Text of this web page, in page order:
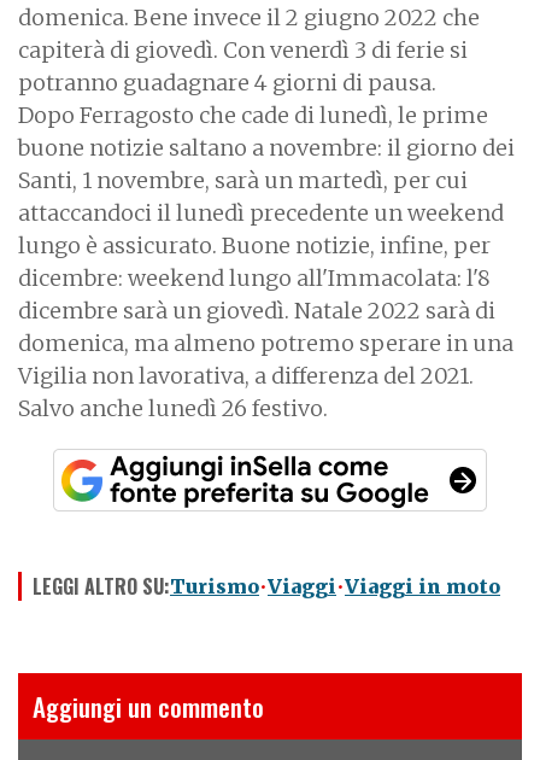
domenica. Bene invece il 2 giugno 2022 che
capiterà di giovedì. Con venerdì 3 di ferie si
potranno guadagnare 4 giorni di pausa. ​
Dopo Ferragosto che cade di lunedì, le prime
buone notizie saltano a novembre: il giorno dei
Santi, 1 novembre, sarà un martedì, per cui
attaccandoci il lunedì precedente un weekend
lungo è assicurato. Buone notizie, infine, per
dicembre: weekend lungo all'Immacolata: l'8
dicembre sarà un giovedì. Natale 2022 sarà di
domenica, ma almeno potremo sperare in una
Vigilia non lavorativa, a differenza del 2021.
Salvo anche lunedì 26 festivo.
LEGGI ALTRO SU:Turismo Viaggi Viaggi in moto
Aggiungi un commento